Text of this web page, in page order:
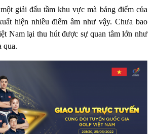
giải đấu tầm khu vực mà bảng điểm của
hiện nhiều điểm âm như vậy. Chưa bao
Nam lại thu hút được sự quan tâm lớn như
qua.